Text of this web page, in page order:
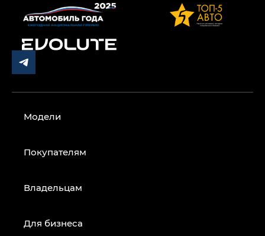
Модели
Покупателям
Владельцам
Для бизнеса